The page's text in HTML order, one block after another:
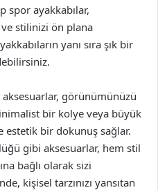
spor ayakkabılar,
stilinizi ön plana
yanı sıra şık bir
görünümünüzü
bir kolye veya büyük
estetik bir dokunuş sağlar.
gibi aksesuarlar, hem stil
bağlı olarak sizi
kişisel tarzınızı yansıtan